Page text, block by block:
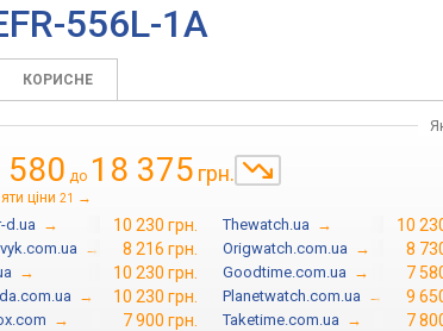
556L-1A
КОРИСНЕ
580 до 18 375 грн.
ціни 21 →
d.ua → 10 230 грн. Thewatch.ua → 10
→ 8 216 грн. Origwatch.com.ua → 8
→ 10 230 грн. Goodtime.com.ua → 7
→ 10 230 грн. Planetwatch.com.ua → 9
→ 7 900 грн. Taketime.com.ua →
7